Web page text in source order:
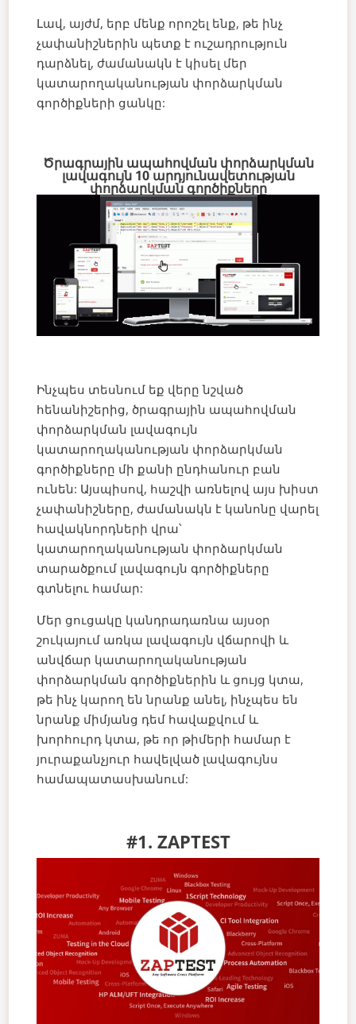
Լավ, այժմ, երբ մենք որոշել ենք, թե ինչ
չափանիշներին պետք է ուշադրություն
դարձնել, ժամանակն է կիսել մեր
կատարողականության փորձարկման
գործիքների ցանկը:
Ծրագրային ապահովման փորձարկման
լավագույն 10 արդյունավետության
փորձարկման գործիքները
Ինչպես տեսնում եք վերը նշված
հենանիշերից, ծրագրային ապահովման
փորձարկման լավագույն
կատարողականության փորձարկման
գործիքները մի քանի ընդհանուր բան
ունեն: Այսպիսով, հաշվի առնելով այս խիստ
չափանիշները, ժամանակն է կանոնը վարել
հավակնորդների վրա՝
կատարողականության փորձարկման
տարածքում լավագույն գործիքները
գտնելու համար:
Մեր ցուցակը կանդրադառնա այսօր
շուկայում առկա լավագույն վճարովի և
անվճար կատարողականության
փորձարկման գործիքներին և ցույց կտա,
թե ինչ կարող են նրանք անել, ինչպես են
նրանք միմյանց դեմ հավաքվում և
խորհուրդ կտա, թե որ թիմերի համար է
յուրաքանչյուր հավելված լավագույնս
համապատասխանում:
#1. ZAPTEST